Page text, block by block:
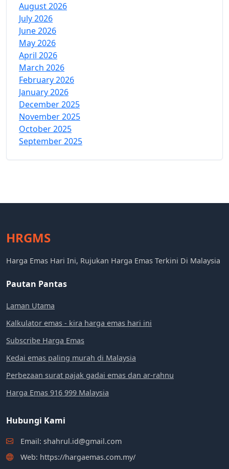
August 2026
July 2026
June 2026
May 2026
April 2026
March 2026
February 2026
January 2026
December 2025
November 2025
October 2025
September 2025
HRGMS
Harga Emas Hari Ini, Rujukan Harga Emas Terkini Di Malaysia
Pautan Pantas
Laman Utama
Kalkulator emas - kira harga emas hari ini
Subscribe Harga Emas
Kedai emas paling murah di Malaysia
Perbezaan surat pajak gadai emas dan ar-rahnu
Harga Emas 916 999 Malaysia
Hubungi Kami
Email: shahrul.id@gmail.com
Web: https://hargaemas.com.my/